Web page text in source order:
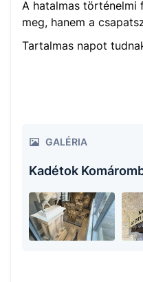
A hatalmas történelmi
meg, hanem a
Tartalmas napot
GALÉRIA
Kadétok